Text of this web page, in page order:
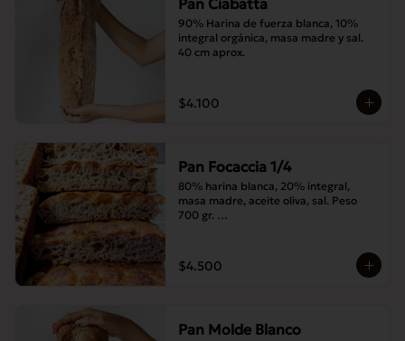
Pan Ciabatta
90% Harina de fuerza blanca, 10%
integral orgánica, masa madre y sal.
40 cm aprox.
$4.100
Pan Focaccia 1/4
80% harina blanca, 20% integral,
masa madre, aceite oliva, sal. Peso
700 gr.
$4.500
Pan Molde Blanco